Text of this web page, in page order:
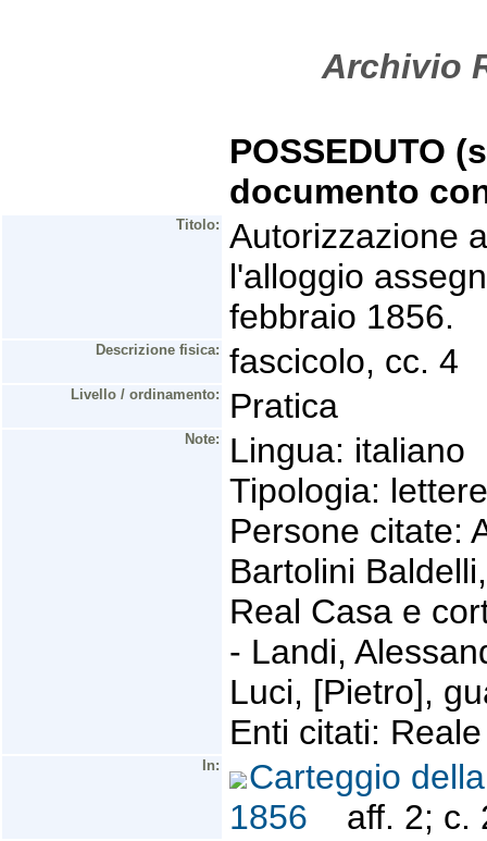
Archivio
POSSEDUTO
documento
Titolo:
Autorizzazione
l'alloggio
febbraio 1856.
Descrizione fisica: fascicolo, cc. 4
Livello / ordinamento: Pratica
Note:
Lingua: italiano
Tipologia:
Persone citate:
Bartolini
Real Casa e
- Landi,
Luci, [Pietro],
Enti citati:
In:
Carteggio
1856
aff. 2; c.